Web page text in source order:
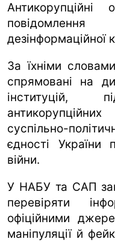
Антикорупційні
повідомлення
дезінформаційної
За їхніми
спрямовані на
антикорупційних
суспільно-
єдності України
війни.
У НАБУ та САП
перевіряти
офіційними
маніпуляції й